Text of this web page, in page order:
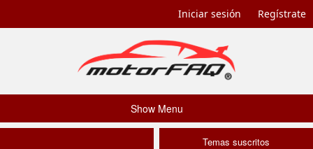
Iniciar sesión Regístrate
Show Menu
Temas suscritos